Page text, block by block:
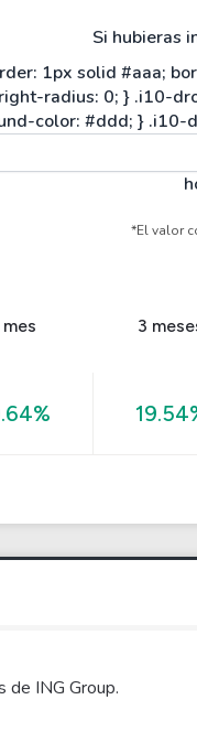
Si hubieras
*El valor
mes 3
de ING Group.